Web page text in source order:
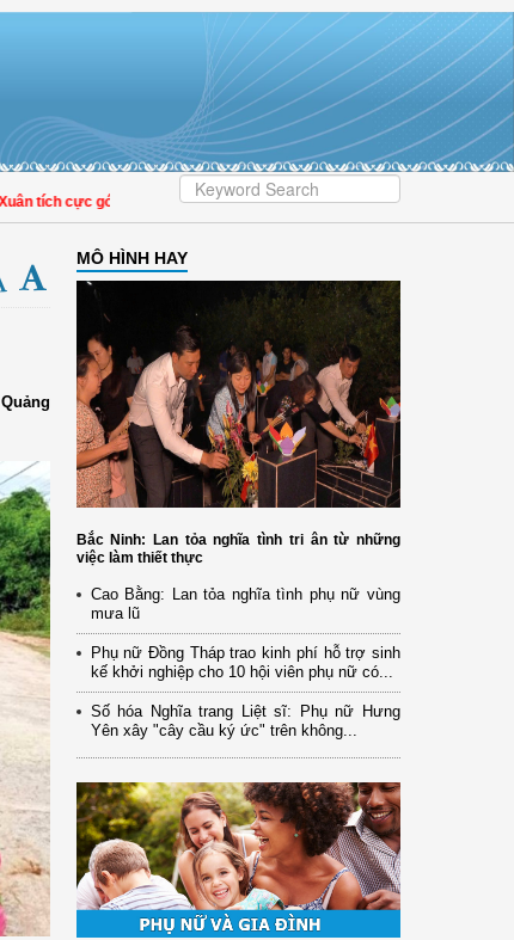
tích cực góp phần nâng cao tỷ lệ người dân tham gia bảo hiểm y tế
MÔ HÌNH HAY
Bắc Ninh: Lan tỏa nghĩa tình tri ân từ những
việc làm thiết thực
Cao Bằng: Lan tỏa nghĩa tình phụ nữ vùng
mưa lũ
Phụ nữ Đồng Tháp trao kinh phí hỗ trợ sinh
kế khởi nghiệp cho 10 hội viên phụ nữ có...
Số hóa Nghĩa trang Liệt sĩ: Phụ nữ Hưng
Yên xây "cây cầu ký ức" trên không...